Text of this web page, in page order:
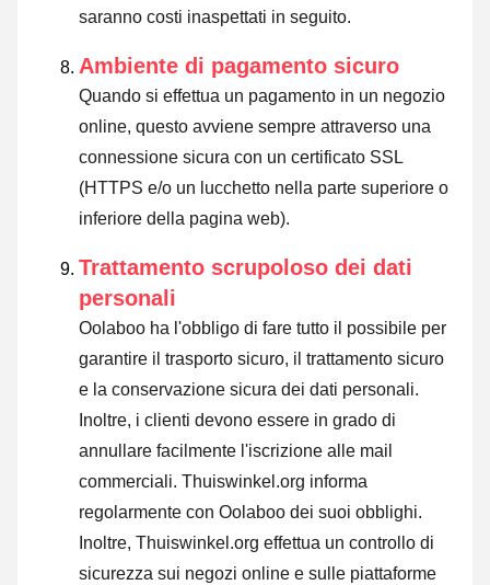
saranno costi inaspettati in seguito.
Ambiente di pagamento sicuro
Quando si effettua un pagamento in un negozio
online, questo avviene sempre attraverso una
connessione sicura con un certificato SSL
(HTTPS e/o un lucchetto nella parte superiore o
inferiore della pagina web).
Trattamento scrupoloso dei dati
personali
Oolaboo ha l'obbligo di fare tutto il possibile per
garantire il trasporto sicuro, il trattamento sicuro
e la conservazione sicura dei dati personali.
Inoltre, i clienti devono essere in grado di
annullare facilmente l'iscrizione alle mail
commerciali. Thuiswinkel.org informa
regolarmente con Oolaboo dei suoi obblighi.
Inoltre, Thuiswinkel.org effettua un controllo di
sicurezza sui negozi online e sulle piattaforme